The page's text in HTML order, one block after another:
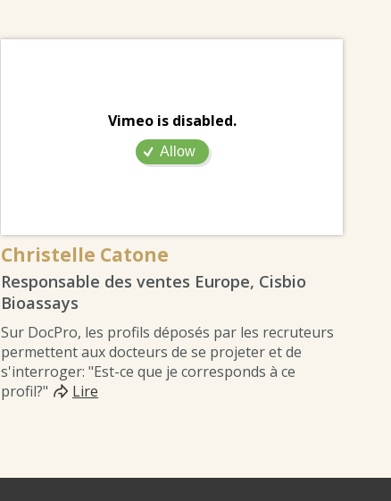
Vimeo is disabled.
Allow
Christelle Catone
Responsable des ventes Europe, Cisbio
Bioassays
Sur DocPro, les profils déposés par les recruteurs
permettent aux docteurs de se projeter et de
s'interroger: "Est-ce que je corresponds à ce
profil?"
Lire